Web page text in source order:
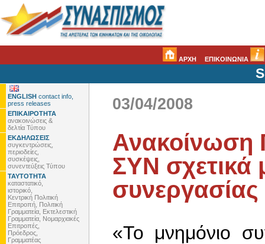
ΑΡΧΗ ΕΠΙΚΟΙΝΩΝΙΑ
ENGLISH contact info,
press releases
ΕΠΙΚΑΙΡΟΤΗΤΑ
ανακοινώσεις &
δελτία Τύπου
ΕΚΔΗΛΩΣΕΙΣ
συγκεντρώσεις,
περιοδείες,
συσκέψεις,
συνεντεύξεις Τύπου
ΤΑΥΤΟΤΗΤΑ
καταστατικό,
ιστορικό,
Κεντρική Πολιτική
Επιτροπή, Πολιτική
Γραμματεία, Εκτελεστική
Γραμματεία, Νομαρχιακές
Επιτροπές,
Πρόεδρος,
Γραμματέας
03/04/2008
Ανακοίνωση
ΣΥΝ σχετικά
«Το μνημόνιο